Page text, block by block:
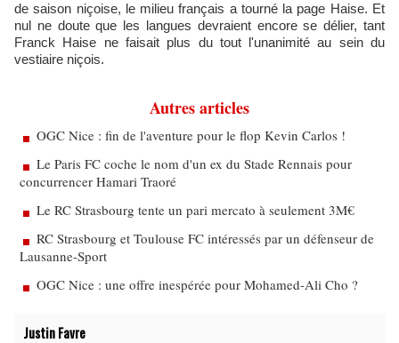
de saison niçoise, le milieu français a tourné la page Haise. Et
nul ne doute que les langues devraient encore se délier, tant
Franck Haise ne faisait plus du tout l'unanimité au sein du
vestiaire niçois.
Autres articles
OGC Nice : fin de l'aventure pour le flop Kevin Carlos !
Le Paris FC coche le nom d'un ex du Stade Rennais pour
concurrencer Hamari Traoré
Le RC Strasbourg tente un pari mercato à seulement 3M€
RC Strasbourg et Toulouse FC intéressés par un défenseur de
Lausanne-Sport
OGC Nice : une offre inespérée pour Mohamed-Ali Cho ?
Justin Favre